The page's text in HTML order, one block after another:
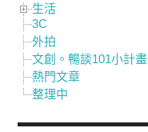
生活
3C
外拍
文創。暢談101小計畫
熱門文章
整理中